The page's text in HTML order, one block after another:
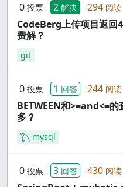
0 投票 2 解决 294 阅读
CodeBerg上传项目返回
费解？
git
0 投票 1 回答 244 阅读
BETWEEN和>=and<=
多？
mysql
0 投票 3 回答 430 阅读